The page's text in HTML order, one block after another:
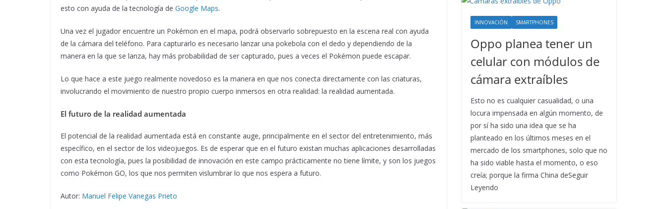
esto con ayuda de la tecnología de Google Maps.
Una vez el jugador encuentre un Pokémon en el mapa, podrá observarlo sobrepuesto en la escena real con ayuda
de la cámara del teléfono. Para capturarlo es necesario lanzar una pokebola con el dedo y dependiendo de la
manera en la que se lanza, hay más probabilidad de ser capturado, pues a veces el Pokémon puede escapar.
Lo que hace a este juego realmente novedoso es la manera en que nos conecta directamente con las criaturas,
involucrando el movimiento de nuestro propio cuerpo inmersos en otra realidad: la realidad aumentada.
El futuro de la realidad aumentada
El potencial de la realidad aumentada está en constante auge, principalmente en el sector del entretenimiento, más
específico, en el sector de los videojuegos. Es de esperar que en el futuro existan muchas aplicaciones desarrolladas
con esta tecnología, pues la posibilidad de innovación en este campo prácticamente no tiene límite, y son los juegos
como Pokémon GO, los que nos permiten vislumbrar lo que nos espera a futuro.
Autor: Manuel Felipe Vanegas Prieto
INNOVACIÓN SMARTPHONES
Oppo planea tener un
celular con módulos de
cámara extraíbles
Esto no es cualquier casualidad, o una
locura impensada en algún momento, de
por sí ha sido una idea que se ha
planteado en los últimos meses en el
mercado de los smartphones, solo que no
ha sido viable hasta el momento, o eso
creía; porque la firma China deSeguir
Leyendo